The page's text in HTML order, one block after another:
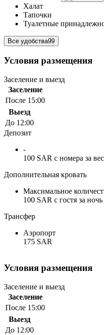
Халат
Тапочки
Туалетные
Все удобства99
Условия размещения
Заселение и выезд
Заселение
После 15:00
Выезд
До 12:00
Депозит
-
100 SAR с номера за
Дополнительная кровать
Максимальное
100 SAR с гостя за ночь
Трансфер
Аэропорт
175 SAR
Условия размещения
Заселение и выезд
Заселение
После 15:00
Выезд
До 12:00